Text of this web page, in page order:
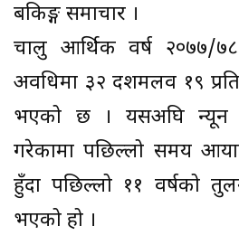
बैंकिङ्ग समाचार ।
चालु आर्थिक वर्ष २०७७/
अवधिमा ३२ दशमलव १९
भएको छ । यसअघि न्यून
गरेकामा पछिल्लो समय
हुँदा पछिल्लो ११ वर्षको
भएको हो ।